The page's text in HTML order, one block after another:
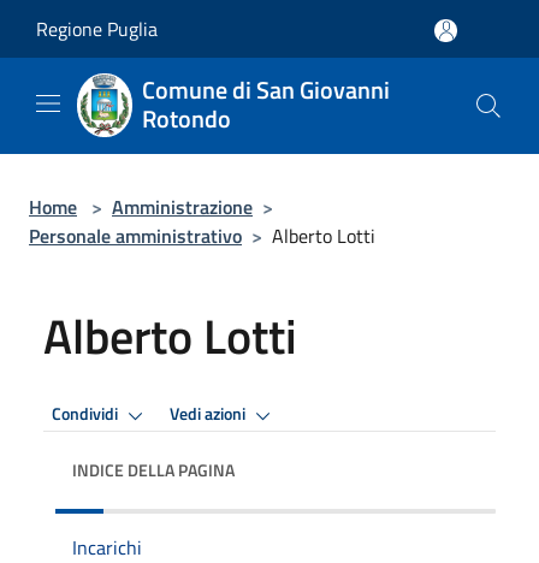
Regione Puglia
Comune di San Giovanni
Rotondo
Home > Amministrazione >
Personale amministrativo > Alberto Lotti
Alberto Lotti
Condividi Vedi azioni
INDICE DELLA PAGINA
Incarichi